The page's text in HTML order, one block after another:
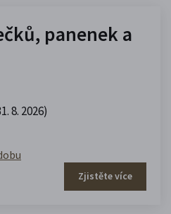
panenek a
8. 2026)
Zjistěte více